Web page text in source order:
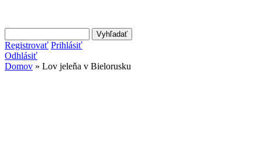
Vyhľadávanie
Registrovať Prihlásiť
Odhlásiť
Domov » Lov jeleňa v Bielorusku